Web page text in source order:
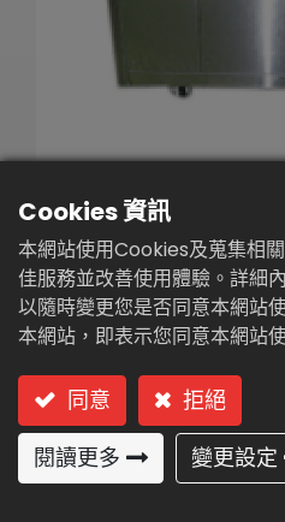
小型廚餘分解
(RE-500)
型號: RE-500 小型廚餘分解
用途:
家戶生熟廚餘廢棄物製
餐廳、飯店、學校、部
果菜市場廚餘製成有機
Cookies 資訊
本網站使用Cookies及蒐集相
佳服務並改善使用體驗。詳細
以隨時變更您是否同意本網站
本網站，即表示您同意本網站
同意
拒絕
閱讀更多
變更設定